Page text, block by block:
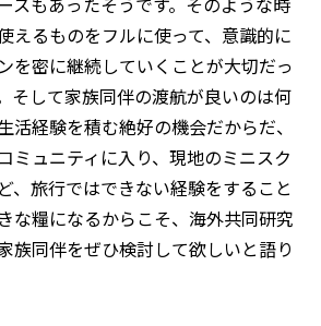
えるものをフルに使って、意識的に
を密に継続していくことが大切だっ
そして家族同伴の渡航が良いのは何
活経験を積む絶好の機会だからだ、
ミュニティに入り、現地のミニスク
、旅行ではできない経験をすること
な糧になるからこそ、海外共同研究
族同伴をぜひ検討して欲しいと語り